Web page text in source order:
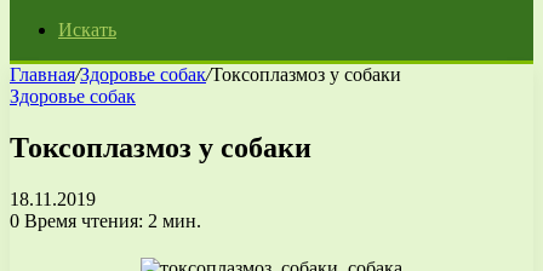
Искать
Главная/Здоровье собак/Токсоплазмоз у собаки
Здоровье собак
Токсоплазмоз у собаки
18.11.2019
0 Время чтения: 2 мин.